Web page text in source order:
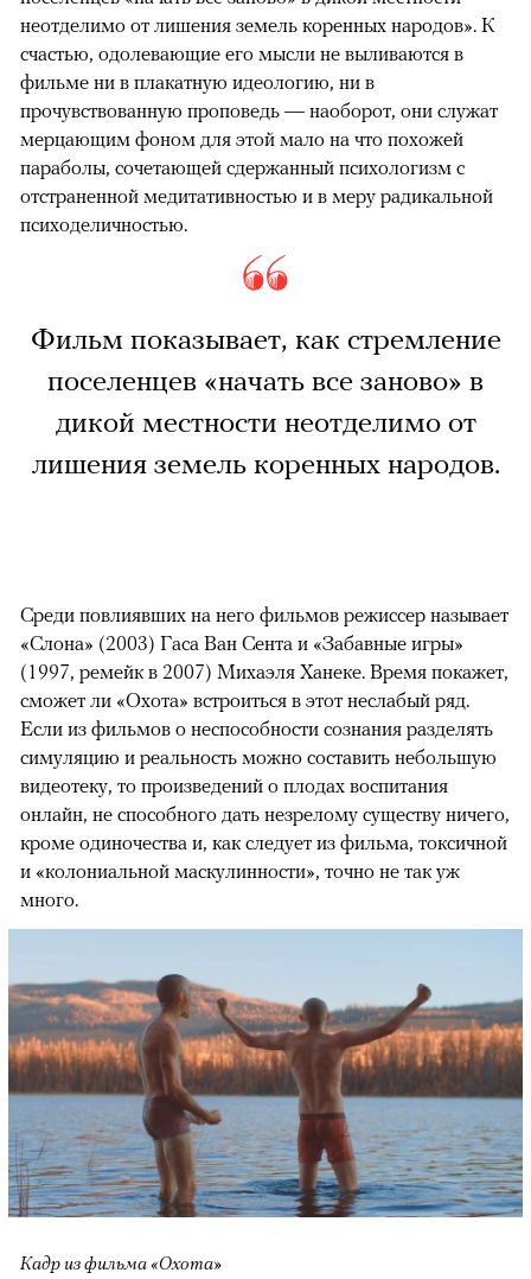
неотделимо от лишения земель коренных народов». К
счастью, одолевающие его мысли не выливаются в
фильме ни в плакатную идеологию, ни в
прочувствованную проповедь — наоборот, они служат
мерцающим фоном для этой мало на что похожей
параболы, сочетающей сдержанный психологизм с
отстраненной медитативностью и в меру радикальной
психоделичностью.
Фильм показывает, как стремление
поселенцев «начать все заново» в
дикой местности неотделимо от
лишения земель коренных народов.
Среди повлиявших на него фильмов режиссер называет
«Слона» (2003) Гаса Ван Сента и «Забавные игры»
(1997, ремейк в 2007) Михаэля Ханеке. Время покажет,
сможет ли «Охота» встроиться в этот неслабый ряд.
Если из фильмов о неспособности сознания разделять
симуляцию и реальность можно составить небольшую
видеотеку, то произведений о плодах воспитания
онлайн, не способного дать незрелому существу ничего,
кроме одиночества и, как следует из фильма, токсичной
и «колониальной маскулинности», точно не так уж
много.
Кадр из фильма «Охота»